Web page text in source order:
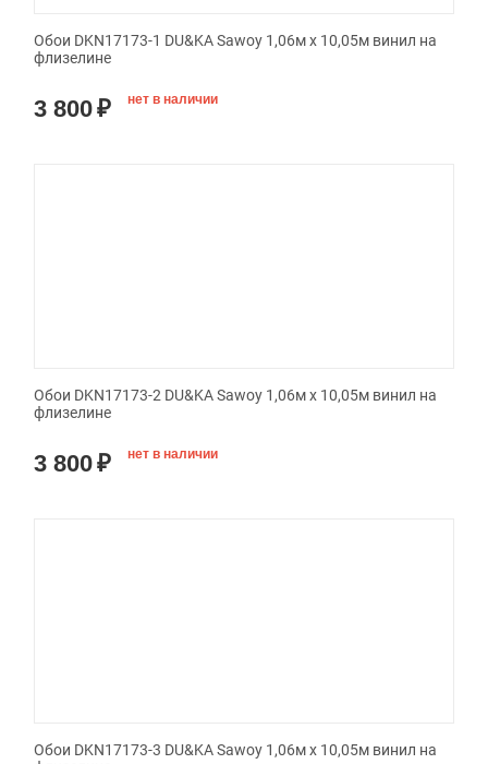
Обои DKN17173-1 DU&KA Sawoy 1,06м х 10,05м винил на
флизелине
3 800₽ нет в наличии
Обои DKN17173-2 DU&KA Sawoy 1,06м х 10,05м винил на
флизелине
3 800₽ нет в наличии
Обои DKN17173-3 DU&KA Sawoy 1,06м х 10,05м винил на